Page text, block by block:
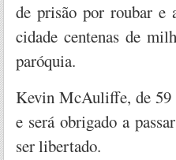
de prisão por roubar e
cidade centenas de
paróquia.
Kevin McAuliffe, de 59
e será obrigado a
ser libertado.